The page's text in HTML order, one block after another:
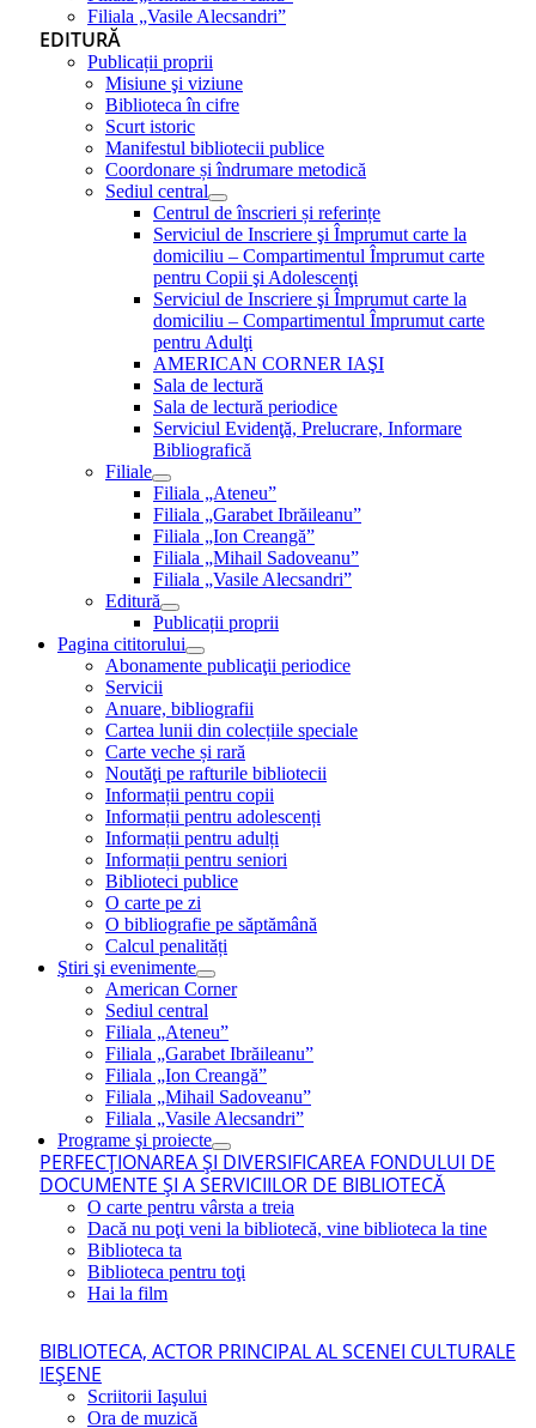
Filiala „Vasile Alecsandri”
EDITURĂ
Publicații proprii
Misiune şi viziune
Biblioteca în cifre
Scurt istoric
Manifestul bibliotecii publice
Coordonare și îndrumare metodică
Sediul central
Centrul de înscrieri și referințe
Serviciul de Inscriere şi Împrumut carte la
domiciliu – Compartimentul Împrumut carte
pentru Copii şi Adolescenţi
Serviciul de Inscriere şi Împrumut carte la
domiciliu – Compartimentul Împrumut carte
pentru Adulţi
AMERICAN CORNER IAŞI
Sala de lectură
Sala de lectură periodice
Serviciul Evidenţă, Prelucrare, Informare
Bibliografică
Filiale
Filiala „Ateneu”
Filiala „Garabet Ibrăileanu”
Filiala „Ion Creangă”
Filiala „Mihail Sadoveanu”
Filiala „Vasile Alecsandri”
Editură
Publicații proprii
Pagina cititorului
Abonamente publicaţii periodice
Servicii
Anuare, bibliografii
Cartea lunii din colecțiile speciale
Carte veche și rară
Noutăţi pe rafturile bibliotecii
Informații pentru copii
Informații pentru adolescenți
Informații pentru adulți
Informații pentru seniori
Biblioteci publice
O carte pe zi
O bibliografie pe săptămână
Calcul penalități
Ştiri şi evenimente
American Corner
Sediul central
Filiala „Ateneu”
Filiala „Garabet Ibrăileanu”
Filiala „Ion Creangă”
Filiala „Mihail Sadoveanu”
Filiala „Vasile Alecsandri”
Programe şi proiecte
PERFECŢIONAREA ŞI DIVERSIFICAREA FONDULUI DE
DOCUMENTE ŞI A SERVICIILOR DE BIBLIOTECĂ
O carte pentru vârsta a treia
Dacă nu poţi veni la bibliotecă, vine biblioteca la tine
Biblioteca ta
Biblioteca pentru toţi
Hai la film
BIBLIOTECA, ACTOR PRINCIPAL AL SCENEI CULTURALE
IEŞENE
Scriitorii Iaşului
Ora de muzică